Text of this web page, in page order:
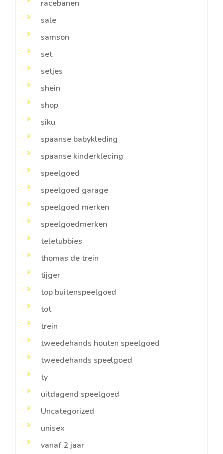
racebanen
sale
samson
set
setjes
shein
shop
siku
spaanse babykleding
spaanse kinderkleding
speelgoed
speelgoed garage
speelgoed merken
speelgoedmerken
teletubbies
thomas de trein
tijger
top buitenspeelgoed
tot
trein
tweedehands houten speelgoed
tweedehands speelgoed
ty
uitdagend speelgoed
Uncategorized
unisex
vanaf 2 jaar